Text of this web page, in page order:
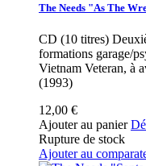
The Needs "As The
CD (10 titres)
formations garage/
Vietnam Veteran, à
(1993)
12,00 €
Ajouter au panier
Rupture de stock
Ajouter au